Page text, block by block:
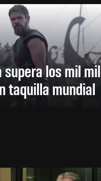
supera los mil
taquilla mundial